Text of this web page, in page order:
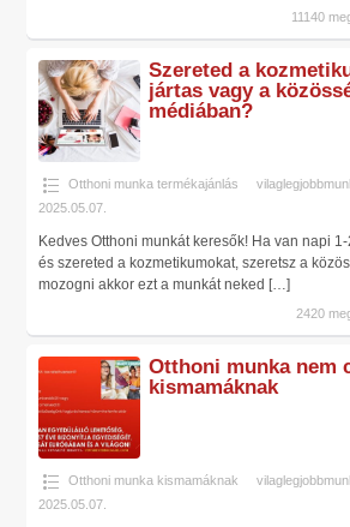
11140
Szereted a
jártas vagy a
médiában?
Otthoni munka termékajánlás
2025.05.07.
Kedves Otthoni munkát keresők! Ha van napi
és szereted a kozmetikumokat, szeretsz a
mozogni akkor ezt a munkát neked […]
2420
Otthoni munka nem
kismamáknak
Otthoni munka kismamáknak
2025.05.07.